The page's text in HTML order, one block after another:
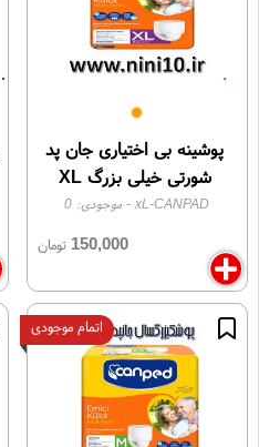
پوشینه بی اختیاری جان پد
شورتی خیلی بزرگ XL
xL-CANPAD- موجودی: 0
150,000 تومان
اتمام موجودی